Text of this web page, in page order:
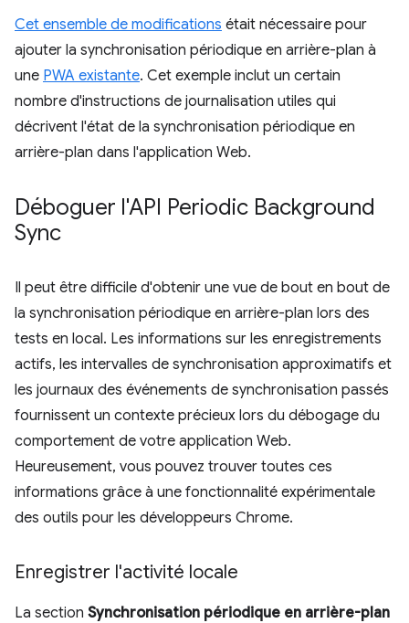
Cet ensemble de modifications était nécessaire pour
ajouter la synchronisation périodique en arrière-plan à
une PWA existante. Cet exemple inclut un certain
nombre d'instructions de journalisation utiles qui
décrivent l'état de la synchronisation périodique en
arrière-plan dans l'application Web.
Déboguer l'API Periodic Background
Sync
Il peut être difficile d'obtenir une vue de bout en bout de
la synchronisation périodique en arrière-plan lors des
tests en local. Les informations sur les enregistrements
actifs, les intervalles de synchronisation approximatifs et
les journaux des événements de synchronisation passés
fournissent un contexte précieux lors du débogage du
comportement de votre application Web.
Heureusement, vous pouvez trouver toutes ces
informations grâce à une fonctionnalité expérimentale
des outils pour les développeurs Chrome.
Enregistrer l'activité locale
La section Synchronisation périodique en arrière-plan